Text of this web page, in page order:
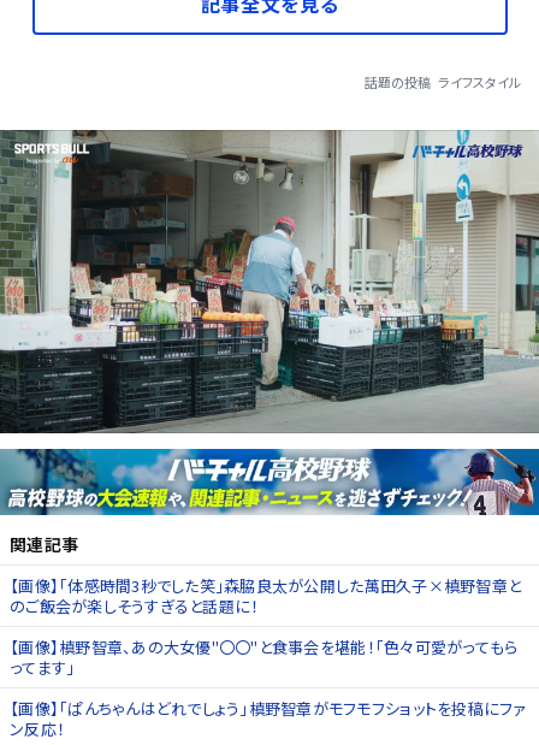
話題の投稿 ライフスタイル
関連記事
【画像】「体感時間3秒でした笑」森脇良太が公開した萬田久子×槙野智章と
のご飯会が楽しそうすぎると話題に！
【画像】槙野智章、あの大女優"〇〇"と食事会を堪能！「色々可愛がってもら
ってます」
【画像】「ぱんちゃんはどれでしょう」槙野智章がモフモフショットを投稿にファ
ン反応！